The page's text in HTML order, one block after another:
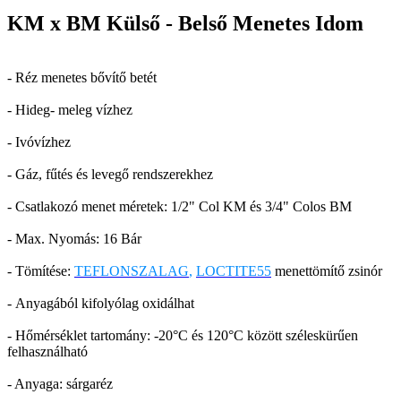
KM x BM Külső - Belső Menetes Idom
- Réz menetes bővítő betét
- Hideg- meleg vízhez
- Ivóvízhez
- Gáz, fűtés és levegő rendszerekhez
- Csatlakozó menet méretek: 1/2" Col KM és 3/4" Colos BM
- Max. Nyomás: 16 Bár
- Tömítése: TEFLONSZALAG, LOCTITE55 menettömítő zsinór
- Anyagából kifolyólag oxidálhat
- Hőmérséklet tartomány: -20°C és 120°C között széleskürűen
felhasználható
- Anyaga: sárgaréz